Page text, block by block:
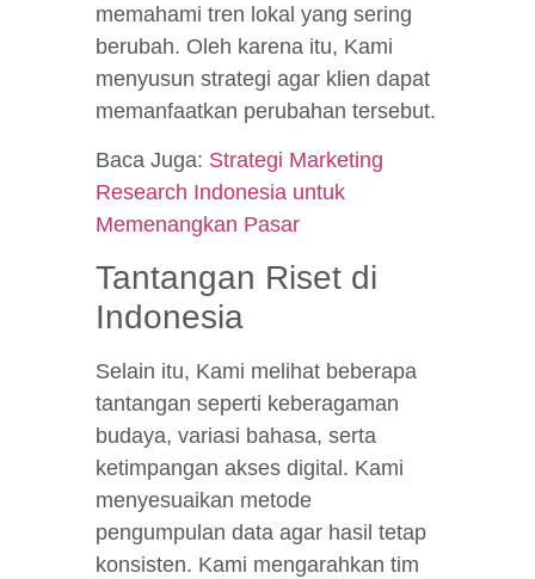
memahami tren lokal yang sering
berubah. Oleh karena itu, Kami
menyusun strategi agar klien dapat
memanfaatkan perubahan tersebut.
Baca Juga: Strategi Marketing
Research Indonesia untuk
Memenangkan Pasar
Tantangan Riset di
Indonesia
Selain itu, Kami melihat beberapa
tantangan seperti keberagaman
budaya, variasi bahasa, serta
ketimpangan akses digital. Kami
menyesuaikan metode
pengumpulan data agar hasil tetap
konsisten. Kami mengarahkan tim